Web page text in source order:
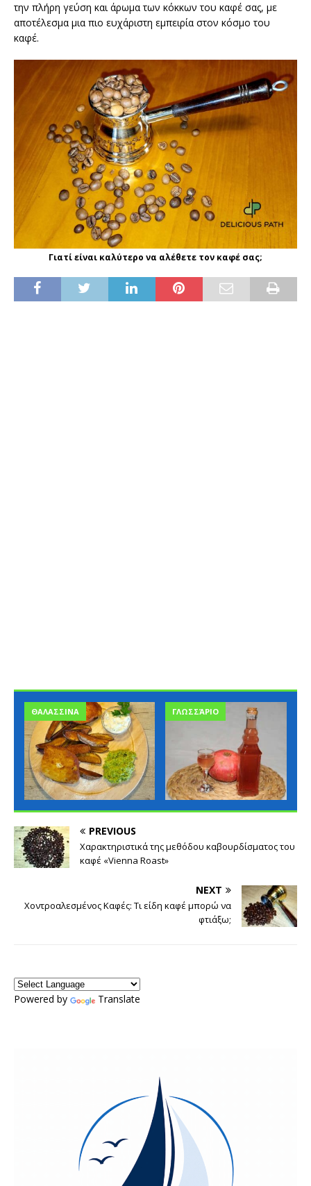
την πλήρη γεύση και άρωμα των κόκκων του καφέ σας, με
αποτέλεσμα μια πιο ευχάριστη εμπειρία στον κόσμο του
καφέ.
Γιατί είναι καλύτερο να αλέθετε τον καφέ σας;
ΘΑΛΑΣΣΙΝΑ ΓΛΩΣΣΆΡΙΟ
PREVIOUS
Χαρακτηριστικά της μεθόδου καβουρδίσματος του
καφέ «Vienna Roast»
NEXT
Χοντροαλεσμένος Καφές: Τι είδη καφέ μπορώ να
φτιάξω;
Powered by Translate